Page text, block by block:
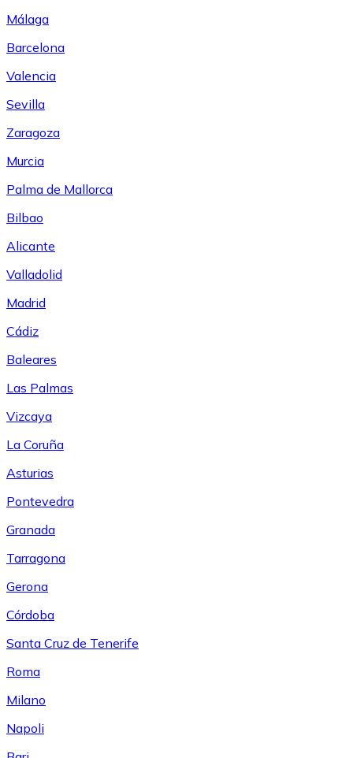
Málaga
Barcelona
Valencia
Sevilla
Zaragoza
Murcia
Palma de Mallorca
Bilbao
Alicante
Valladolid
Madrid
Cádiz
Baleares
Las Palmas
Vizcaya
La Coruña
Asturias
Pontevedra
Granada
Tarragona
Gerona
Córdoba
Santa Cruz de Tenerife
Roma
Milano
Napoli